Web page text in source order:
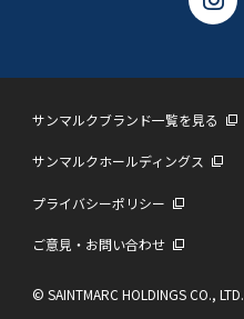
サンマルクブランド一覧を見る
サンマルクホールディングス
プライバシーポリシー
ご意見・お問い合わせ
© SAINTMARC HOLDINGS CO., LTD.